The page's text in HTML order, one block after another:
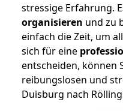
stressige Erfahrung.
organisieren und zu
einfach die Zeit, um
sich für eine
entscheiden, können
reibungslosen und
Duisburg nach